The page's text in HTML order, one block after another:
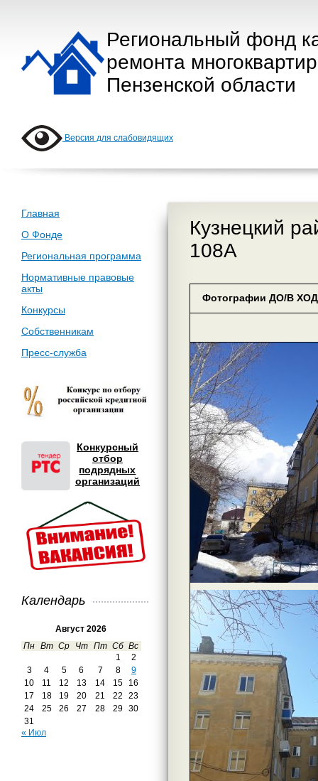
Региональный фонд
ремонта
Пензенской области
Версия для слабовидящих
Главная
О Фонде
Региональная программа
Нормативные правовые
акты
Конкурсы
Собственникам
Пресс-служба
Конкурсный
отбор
подрядных
организаций
Календарь
Август 2026
Пн Вт Ср Чт Пт Сб Вс
1
2
3
4 5 6 7 8
9
10
11 12 13 14 15
16
17
18 19 20 21 22
23
24
25 26 27 28 29
30
31
« Июл
Кузнецкий
108А
Фотографии ДО/В